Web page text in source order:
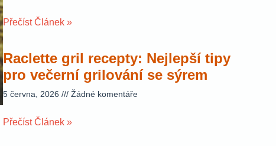
Přečíst Článek »
Raclette gril recepty: Nejlepší tipy
pro večerní grilování se sýrem
5 června, 2026 Žádné komentáře
Přečíst Článek »